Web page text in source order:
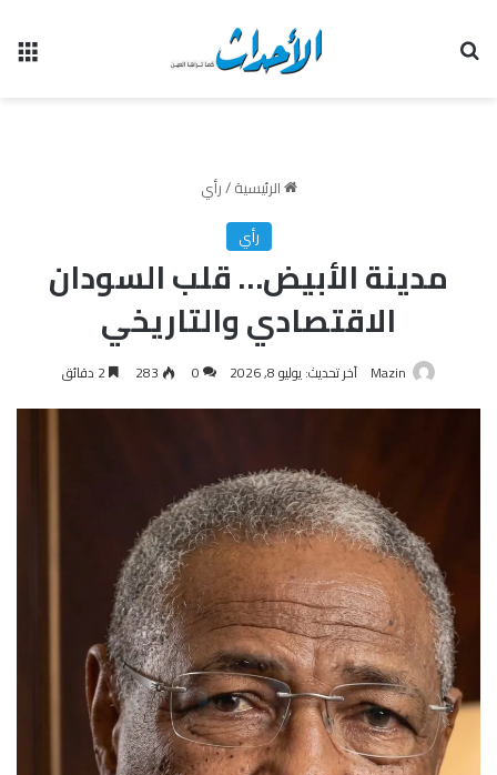
الرئيسية/رأي
رأي
مدينة الأبيض… قلب السودان
الاقتصادي والتاريخي
Mazin آخر تحديث: يوليو 8, 2026 0
283